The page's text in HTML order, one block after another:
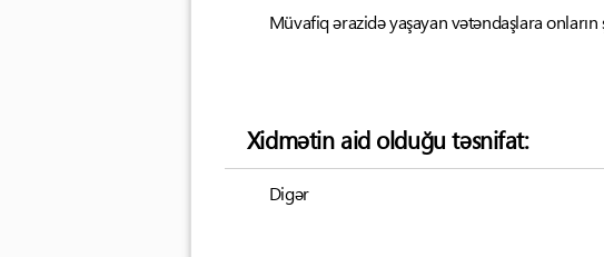
Müvafiq ərazidə yaşayan vətəndaşlara
Xidmətin aid olduğu təsnifat:
Digər